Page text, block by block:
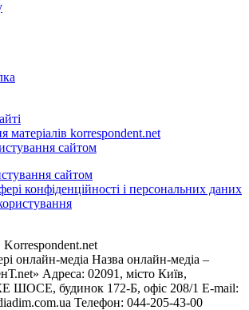
матеріалів korrespondent.net
сайтом
сайтом
конфіденційності і персональних даних
онлайн-медіа Назва онлайн-медіа –
Адреса: 02091, місто Київ,
ШОСЕ, будинок 172-Б, офіс 208/1 E-mail:
Телефон: 044-205-43-00